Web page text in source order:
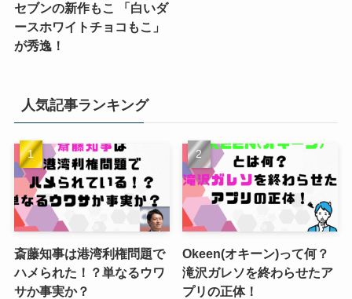
セブンの新作もこ 「白いダ
ースホワイトチョコもこ」
が秀逸！
人気記事ランキング
斎藤知事は港湾利権問題で
ハメられた！？単なるウワ
サか事実か？
Okeen(オキーン)って何？
滝沢ガレソを終わらせたア
プリの正体！